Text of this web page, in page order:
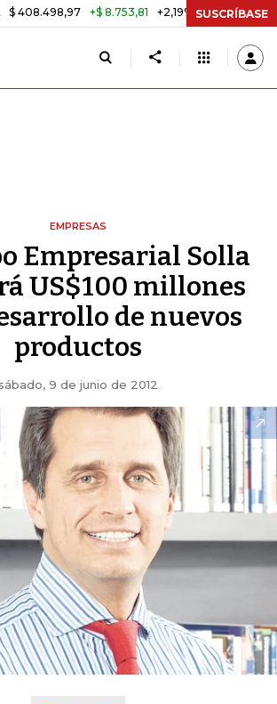
+$ 8.753,81 +2,19% TASA DE USURA
SUSCRÍBASE
EMPRESAS
Empresarial Solla
US$100 millones
de nuevos
productos
sábado, 9 de junio de 2012